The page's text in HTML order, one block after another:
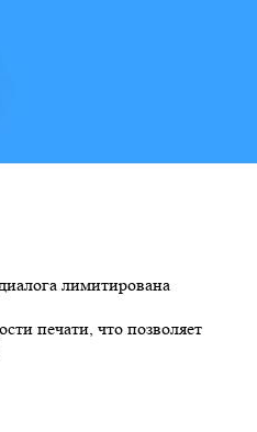
лимитирована
печати, что позволяет